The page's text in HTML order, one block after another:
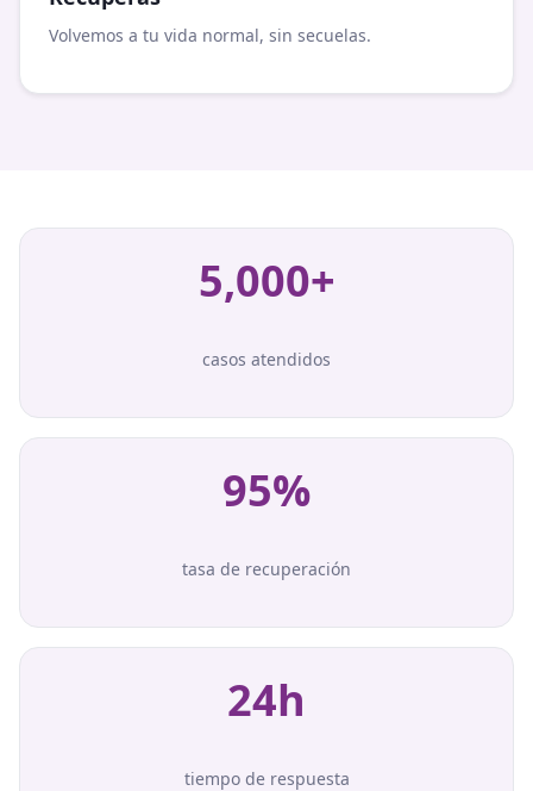
Volvemos a tu vida normal, sin secuelas.
5,000+
casos atendidos
95%
tasa de recuperación
24h
tiempo de respuesta